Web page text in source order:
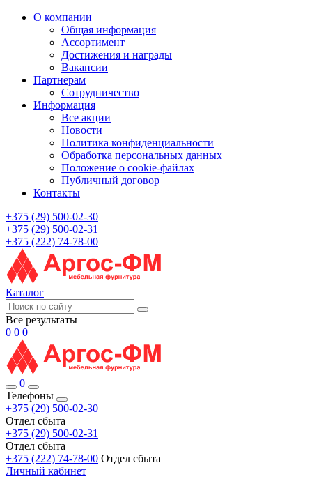
О компании
Общая информация
Ассортимент
Достижения и награды
Вакансии
Партнерам
Сотрудничество
Информация
Все акции
Новости
Политика конфиденциальности
Обработка персональных данных
Положение о cookie-файлах
Публичный договор
Контакты
+375 (29) 500-02-30
+375 (29) 500-02-31
+375 (222) 74-78-00
Каталог
Все результаты
0 0 0
0
Телефоны
+375 (29) 500-02-30
Отдел сбыта
+375 (29) 500-02-31
Отдел сбыта
+375 (222) 74-78-00 Отдел сбыта
Личный кабинет